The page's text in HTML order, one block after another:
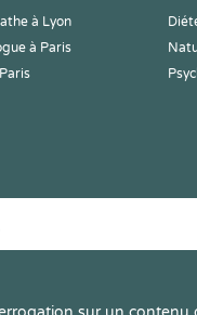
à Lyon
à Paris